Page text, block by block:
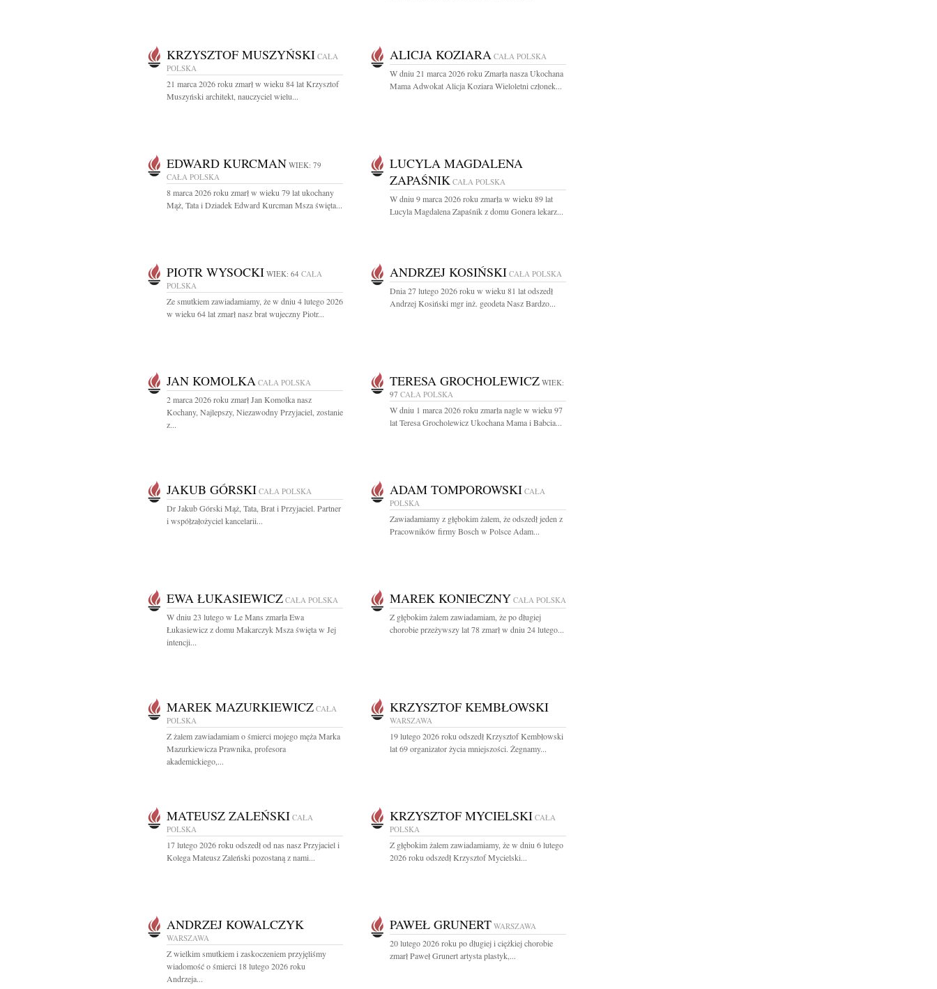
KRZYSZTOF MUSZYŃSKI CAŁA
POLSKA
21 marca 2026 roku zmarł w wieku 84 lat Krzysztof
Muszyński architekt, nauczyciel wielu...
ALICJA KOZIARA CAŁA POLSKA
W dniu 21 marca 2026 roku Zmarła nasza Ukochana
Mama Adwokat Alicja Koziara Wieloletni członek...
EDWARD KURCMAN WIEK: 79
CAŁA POLSKA
8 marca 2026 roku zmarł w wieku 79 lat ukochany
Mąż, Tata i Dziadek Edward Kurcman Msza święta...
LUCYLA MAGDALENA
ZAPAŚNIK CAŁA POLSKA
W dniu 9 marca 2026 roku zmarła w wieku 89 lat
Lucyla Magdalena Zapaśnik z domu Gonera lekarz...
PIOTR WYSOCKI WIEK: 64 CAŁA
POLSKA
Ze smutkiem zawiadamiamy, że w dniu 4 lutego 2026
w wieku 64 lat zmarł nasz brat wujeczny Piotr...
ANDRZEJ KOSIŃSKI CAŁA POLSKA
Dnia 27 lutego 2026 roku w wieku 81 lat odszedł
Andrzej Kosiński mgr inż. geodeta Nasz Bardzo...
JAN KOMOLKA CAŁA POLSKA
2 marca 2026 roku zmarł Jan Komolka nasz
Kochany, Najlepszy, Niezawodny Przyjaciel, zostanie
z...
TERESA GROCHOLEWICZ WIEK:
97 CAŁA POLSKA
W dniu 1 marca 2026 roku zmarła nagle w wieku 97
lat Teresa Grocholewicz Ukochana Mama i Babcia...
JAKUB GÓRSKI CAŁA POLSKA
Dr Jakub Górski Mąż, Tata, Brat i Przyjaciel. Partner
i współzałożyciel kancelarii...
ADAM TOMPOROWSKI CAŁA
POLSKA
Zawiadamiamy z głębokim żalem, że odszedł jeden z
Pracowników firmy Bosch w Polsce Adam...
EWA ŁUKASIEWICZ CAŁA POLSKA
W dniu 23 lutego w Le Mans zmarła Ewa
Łukasiewicz z domu Makarczyk Msza święta w Jej
intencji...
MAREK KONIECZNY CAŁA POLSKA
Z głębokim żalem zawiadamiam, że po długiej
chorobie przeżywszy lat 78 zmarł w dniu 24 lutego...
MAREK MAZURKIEWICZ CAŁA
POLSKA
Z żalem zawiadamiam o śmierci mojego męża Marka
Mazurkiewicza Prawnika, profesora
akademickiego,...
KRZYSZTOF KEMBŁOWSKI
WARSZAWA
19 lutego 2026 roku odszedł Krzysztof Kembłowski
lat 69 organizator życia mniejszości. Żegnamy...
MATEUSZ ZALEŃSKI CAŁA
POLSKA
17 lutego 2026 roku odszedł od nas nasz Przyjaciel i
Kolega Mateusz Zaleński pozostaną z nami...
KRZYSZTOF MYCIELSKI CAŁA
POLSKA
Z głębokim żalem zawiadamiamy, że w dniu 6 lutego
2026 roku odszedł Krzysztof Mycielski...
ANDRZEJ KOWALCZYK
WARSZAWA
Z wielkim smutkiem i zaskoczeniem przyjęliśmy
wiadomość o śmierci 18 lutego 2026 roku
Andrzeja...
PAWEŁ GRUNERT WARSZAWA
20 lutego 2026 roku po długiej i ciężkiej chorobie
zmarł Paweł Grunert artysta plastyk,...